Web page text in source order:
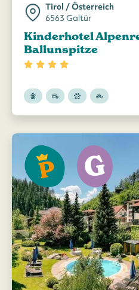
Tirol / Österreich
6563 Galtür
Kinderhotel
Ballunspitze